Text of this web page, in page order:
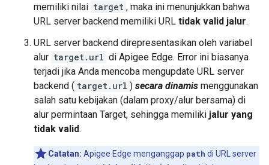
memiliki nilai target , maka ini menunjukkan bahwa
URL server backend memiliki URL tidak valid jalur.
URL server backend direpresentasikan oleh variabel
alur target.url di Apigee Edge. Error ini biasanya
terjadi jika Anda mencoba mengupdate URL server
backend ( target.url ) secara dinamis menggunakan
salah satu kebijakan (dalam proxy/alur bersama) di
alur permintaan Target, sehingga memiliki jalur yang
tidak valid.
Catatan: Apigee Edge menganggap path di URL server